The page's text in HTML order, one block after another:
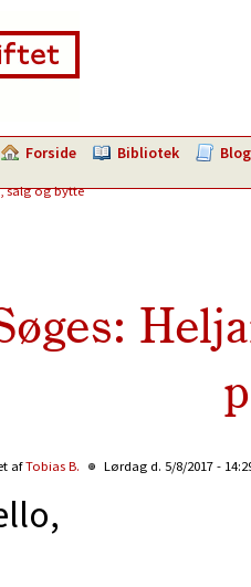
Forside Bibliotek Blog
salg og bytte
afTobias B. Lørdag d. 5/8/2017 -